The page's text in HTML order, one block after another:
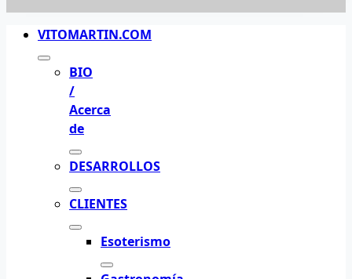
VITOMARTIN.COM
BIO
/
Acerca
de
DESARROLLOS
CLIENTES
Esoterismo